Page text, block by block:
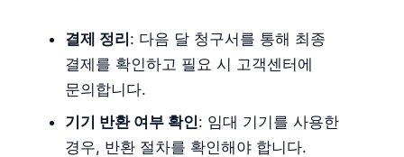
결제 정리: 다음 달 청구서를 통해 최종
결제를 확인하고 필요 시 고객센터에
문의합니다.
기기 반환 여부 확인: 임대 기기를 사용한
경우, 반환 절차를 확인해야 합니다.